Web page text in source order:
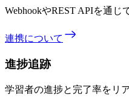
WebhookやREST APIを通じ
連携について
進捗追跡
学習者の進捗と完了率をリ